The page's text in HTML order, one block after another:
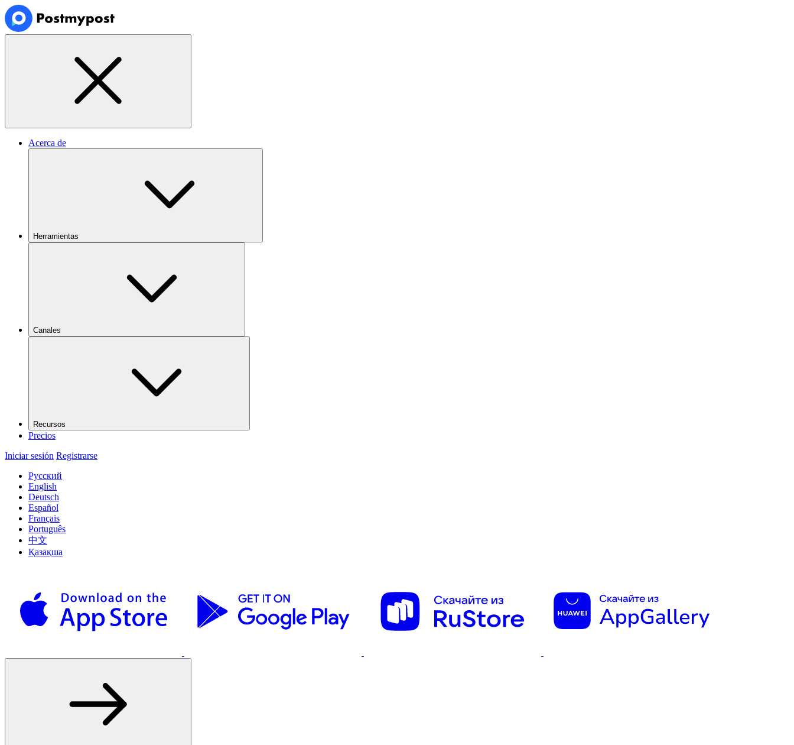
Acerca de
Herramientas
Canales
Recursos
Precios
Iniciar sesión Registrarse
Русский
English
Deutsch
Español
Français
Português
中文
Қазақша